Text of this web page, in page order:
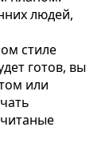
людей,
стиле
готов, вы
или